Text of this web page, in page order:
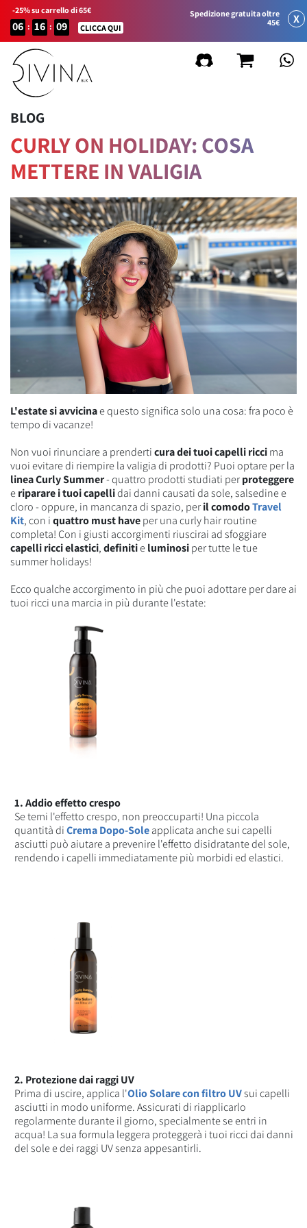
-25% su carrello di 65€
06 : 16 : 09 CLICCA QUI
Spedizione gratuita oltre
45€
X
BLOG
CURLY ON HOLIDAY: COSA
METTERE IN VALIGIA
L'estate si avvicinae questo significa solo una cosa: fra poco è
tempo di vacanze!
Non vuoi rinunciare a prenderticura dei tuoi capelli riccima
vuoi evitare di riempire la valigia di prodotti? Puoi optare per la
linea Curly Summer- quattro prodotti studiati perproteggere
eriparare i tuoi capellidai danni causati da sole, salsedine e
cloro - oppure, in mancanza di spazio, peril comodoTravel
Kit, con iquattro must haveper una curly hair routine
completa! Con i giusti accorgimenti riuscirai ad sfoggiare
capelli ricci elastici,definitieluminosiper tutte le tue
summer holidays!
Ecco qualche accorgimento in più che puoi adottare per dare ai
tuoi ricci una marcia in più durante l'estate:
1. Addio effetto crespo
Se temi l'effetto crespo, non preoccuparti! Una piccola
quantità diCrema Dopo-Soleapplicata anche sui capelli
asciutti può aiutare a prevenire l'effetto disidratante del sole,
rendendo i capelli immediatamente più morbidi ed elastici.
2. Protezione dai raggi UV
Prima di uscire, applica l'Olio Solare con filtro UVsui capelli
asciutti in modo uniforme. Assicurati di riapplicarlo
regolarmente durante il giorno, specialmente se entri in
acqua! La sua formula leggera proteggerà i tuoi ricci dai danni
del sole e dei raggi UV senza appesantirli.